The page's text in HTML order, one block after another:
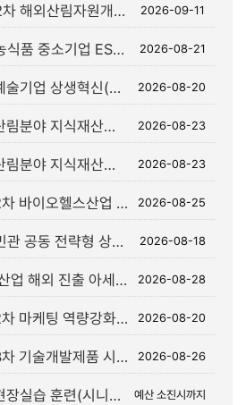
2026년 2차 해외산림자원개발 이차보전 사업 공고 2026-09-11
2026년 농식품 중소기업 ESG 경영 도입 및 국제표준 인증 취득 지원사업 참여기업 모집 공고 2026-08-21
2026년 예술기업 상생혁신(오픈이노베이션) 지원사업 공고 2026-08-20
2026년 산림분야 지식재산권 우수기술 사업화 지원사업 공고 2026-08-23
2026년 산림분야 지식재산권 출원 지원사업 공고 2026-08-23
2026년 2차 바이오헬스산업 기술평가-사업화 연계 지원사업 참여기관(업) 모집 공고 2026-08-25
2026년 민관 공동 전략형 상생협력사업 (창의트랙사업) 추가모집 공고 2026-08-18
국내 게임산업 해외 진출 아세안 최대규모 2026 Gamescom Asia x Thailand Game Show 전시 공동관 및 현지 네트워킹 행사 참여기업 모집 공고 2026-08-28
2026년 2차 마케팅 역량강화 매칭 지원사업 참여기업 모집 공고 2026-08-20
2026년 3차 기술개발제품 시범구매 지원계획 공고 2026-08-26
2026년 현장실습 훈련(시니어 인턴십) 지원사업 참여 기업 모집 공고(차오름) 예산 소진시까지